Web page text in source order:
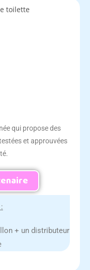
qui propose des
et approuvées
+ un distributeur